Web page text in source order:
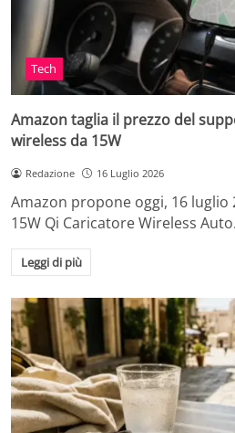
Tech
Amazon taglia il prezzo del
wireless da 15W
Redazione 16 Luglio 2026
Amazon propone oggi, 16 luglio
15W Qi Caricatore Wireless
Leggi di più